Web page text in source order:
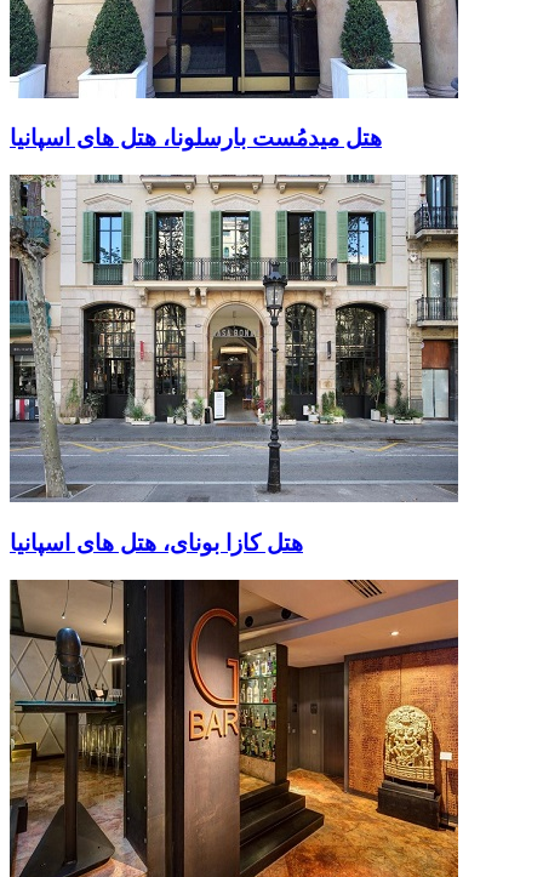
هتل میدمُست بارسلونا، هتل های اسپانیا
هتل کازا بونای، هتل های اسپانیا